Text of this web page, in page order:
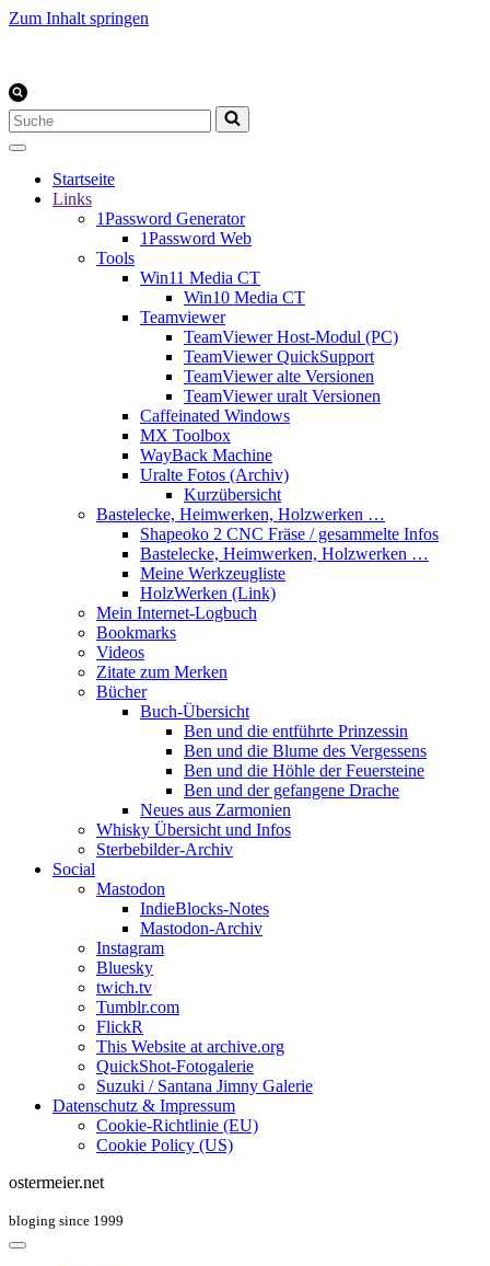
Zum Inhalt springen
Suchen
nach …
Startseite
Links
1Password Generator
1Password Web
Tools
Win11 Media CT
Win10 Media CT
Teamviewer
TeamViewer Host-Modul (PC)
TeamViewer QuickSupport
TeamViewer alte Versionen
TeamViewer uralt Versionen
Caffeinated Windows
MX Toolbox
WayBack Machine
Uralte Fotos (Archiv)
Kurzübersicht
Bastelecke, Heimwerken, Holzwerken …
Shapeoko 2 CNC Fräse / gesammelte Infos
Bastelecke, Heimwerken, Holzwerken …
Meine Werkzeugliste
HolzWerken (Link)
Mein Internet-Logbuch
Bookmarks
Videos
Zitate zum Merken
Bücher
Buch-Übersicht
Ben und die entführte Prinzessin
Ben und die Blume des Vergessens
Ben und die Höhle der Feuersteine
Ben und der gefangene Drache
Neues aus Zarmonien
Whisky Übersicht und Infos
Sterbebilder-Archiv
Social
Mastodon
IndieBlocks-Notes
Mastodon-Archiv
Instagram
Bluesky
twich.tv
Tumblr.com
FlickR
This Website at archive.org
QuickShot-Fotogalerie
Suzuki / Santana Jimny Galerie
Datenschutz & Impressum
Cookie-Richtlinie (EU)
Cookie Policy (US)
ostermeier.net
bloging since 1999